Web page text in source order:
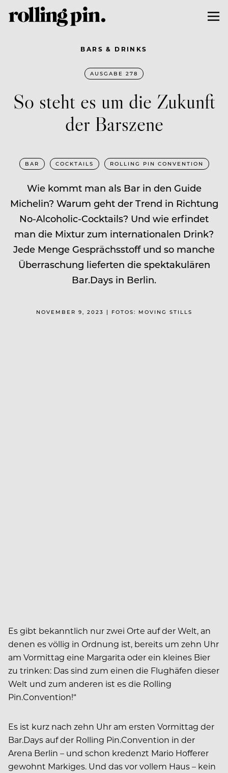
BARS & DRINKS
AUSGABE 278
So steht es um die Zukunft
der Barszene
BAR COCKTAILS ROLLING PIN CONVENTION
Wie kommt man als Bar in den Guide
Michelin? Warum geht der Trend in Richtung
No-Alcoholic-Cocktails? Und wie erfindet
man die Mixtur zum internationalen Drink?
Jede Menge Gesprächsstoff und so manche
Überraschung lieferten die spektakulären
Bar.Days in Berlin.
NOVEMBER 9, 2023 | FOTOS: MOVING STILLS
Es gibt bekanntlich nur zwei Orte auf der Welt, an
denen es völlig in Ordnung ist, bereits um zehn Uhr
am Vormittag eine Margarita oder ein kleines Bier
zu trinken: Das sind zum einen die Flughäfen dieser
Welt und zum anderen ist es die Rolling
Pin.Convention!“
Es ist kurz nach zehn Uhr am ersten Vormittag der
Bar.Days auf der Rolling Pin.Convention in der
Arena Berlin – und schon kredenzt Mario Hofferer
gewohnt Markiges. Und das vor vollem Haus – kein